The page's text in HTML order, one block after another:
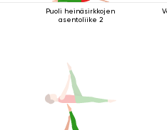
Puoli heinäsirkkojen
asentoliike 2